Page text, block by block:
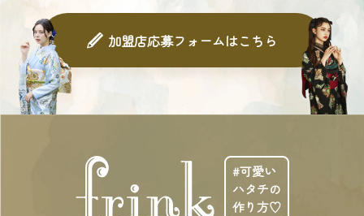
加盟店応募フォームはこちら
#可愛い
ハタチの
作り方♡